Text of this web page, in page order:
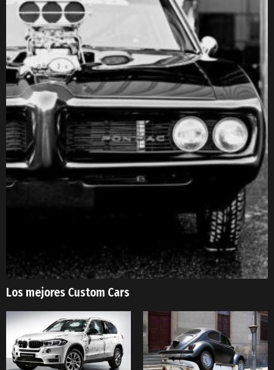
Los mejores Custom Cars